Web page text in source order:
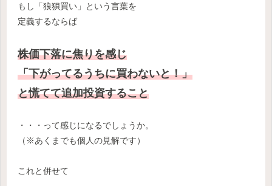
もし「狼狽買い」という言葉を
定義するならば
株価下落に焦りを感じ
「下がってるうちに買わないと！」
と慌てて追加投資すること
・・・って感じになるでしょうか。
（※あくまでも個人の見解です）
これと併せて